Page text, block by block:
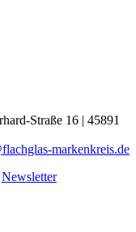
Straße 16 | 45891
markenkreis.de
Newsletter